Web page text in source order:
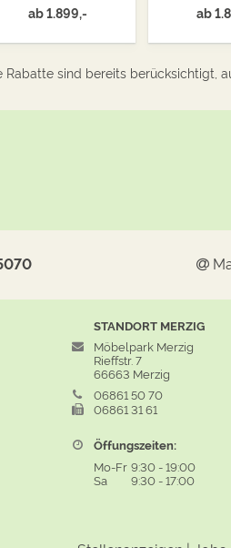
ab1.899,- ab
sind bereits berücksichtigt,
STANDORT MERZIG
Möbelpark Merzig
Rieffstr. 7
66663 Merzig
06861 50 70
06861 31 61
Öffungszeiten:
Mo-Fr 9:30-19:00
Sa
9:30-17:00